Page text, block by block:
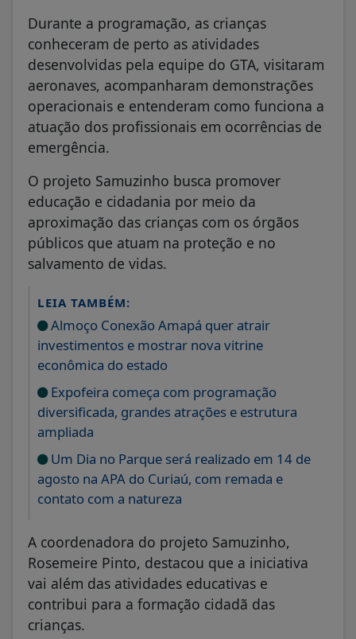
Durante a programação, as crianças
conheceram de perto as atividades
desenvolvidas pela equipe do GTA, visitaram
aeronaves, acompanharam demonstrações
operacionais e entenderam como funciona a
atuação dos profissionais em ocorrências de
emergência.
O projeto Samuzinho busca promover
educação e cidadania por meio da
aproximação das crianças com os órgãos
públicos que atuam na proteção e no
salvamento de vidas.
LEIA TAMBÉM:
Almoço Conexão Amapá quer atrair
investimentos e mostrar nova vitrine
econômica do estado
Expofeira começa com programação
diversificada, grandes atrações e estrutura
ampliada
Um Dia no Parque será realizado em 14 de
agosto na APA do Curiaú, com remada e
contato com a natureza
A coordenadora do projeto Samuzinho,
Rosemeire Pinto, destacou que a iniciativa
vai além das atividades educativas e
contribui para a formação cidadã das
crianças.